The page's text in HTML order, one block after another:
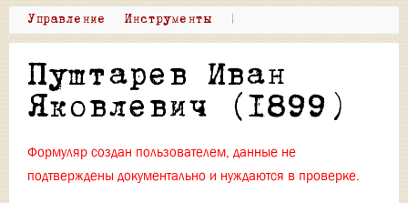
Управление Инструменты |
Пуштарев Иван
Яковлевич (1899)
Формуляр создан пользователем, данные не
подтверждены документально и нуждаются в проверке.